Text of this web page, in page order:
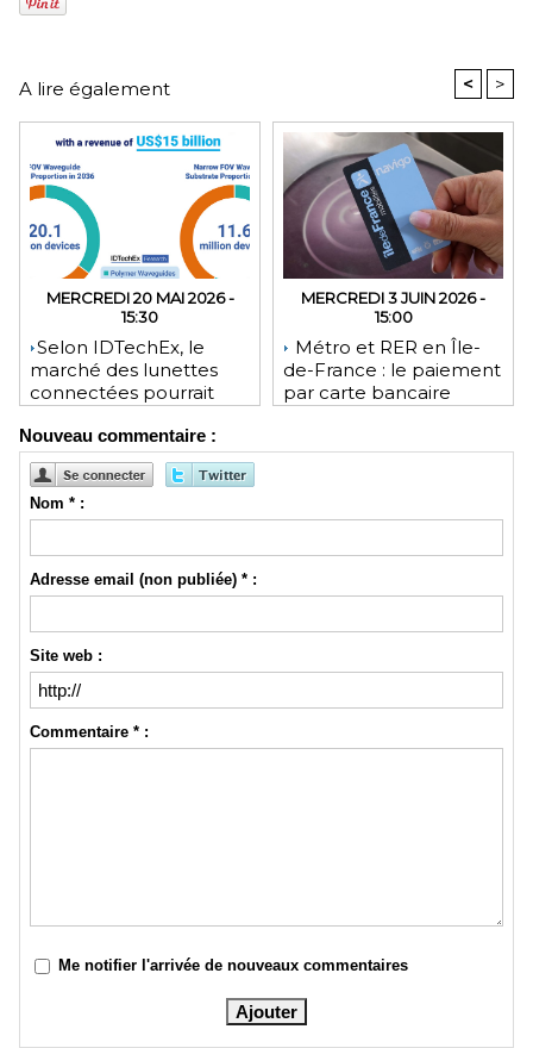
A lire également < >
MERCREDI 20 MAI 2026 -
15:30
​Selon IDTechEx, le
marché des lunettes
connectées pourrait
d’unités d’ici 2036
MERCREDI 3 JUIN 2026 -
15:00
Métro et RER en Île-
de-France : le paiement
par carte bancaire
Nouveau commentaire :
Nom * :
Adresse email (non publiée) * :
Site web :
Commentaire * :
Me notifier l'arrivée de nouveaux commentaires